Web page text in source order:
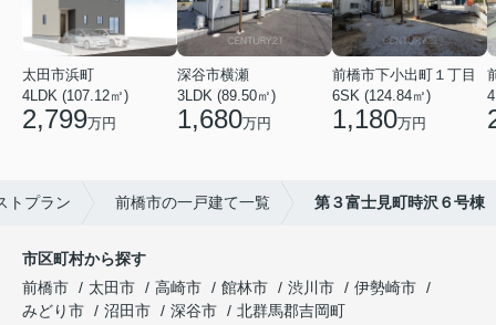
太田市浜町
4LDK (107.12㎡)
2,799万円
深谷市横瀬
3LDK (89.50㎡)
1,680万円
前橋市下小出町１丁目
6SK (124.84㎡)
1,180万円
トプラン 前橋市の一戸建て一覧 第３富士見町時沢６号棟
市区町村から探す
前橋市
太田市 高崎市 館林市 渋川市
伊勢崎市
みどり市
沼田市 深谷市
北群馬郡吉岡町